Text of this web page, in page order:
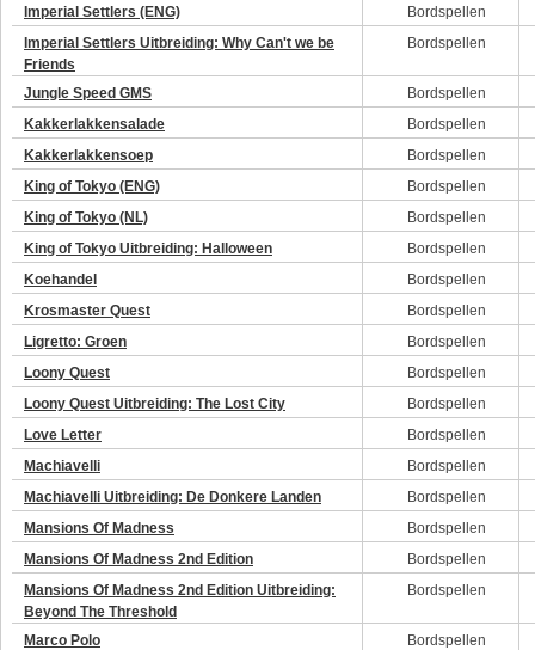
Imperial Settlers (ENG)
Bordspellen
Imperial Settlers Uitbreiding: Why Can't we be
Friends
Bordspellen
Jungle Speed GMS
Bordspellen
Kakkerlakkensalade
Bordspellen
Kakkerlakkensoep
Bordspellen
King of Tokyo (ENG)
Bordspellen
King of Tokyo (NL)
Bordspellen
King of Tokyo Uitbreiding: Halloween
Bordspellen
Koehandel
Bordspellen
Krosmaster Quest
Bordspellen
Ligretto: Groen
Bordspellen
Loony Quest
Bordspellen
Loony Quest Uitbreiding: The Lost City
Bordspellen
Love Letter
Bordspellen
Machiavelli
Bordspellen
Machiavelli Uitbreiding: De Donkere Landen
Bordspellen
Mansions Of Madness
Bordspellen
Mansions Of Madness 2nd Edition
Bordspellen
Mansions Of Madness 2nd Edition Uitbreiding:
Beyond The Threshold
Bordspellen
Marco Polo
Bordspellen